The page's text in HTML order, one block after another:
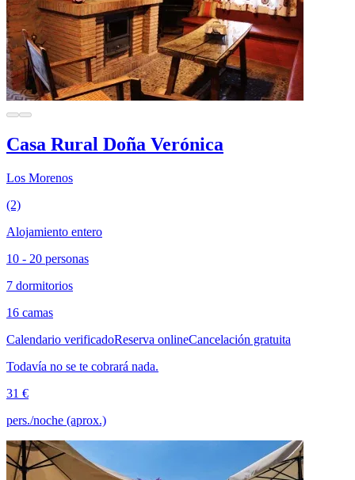
Casa Rural Doña Verónica
Los Morenos
(2)
Alojamiento entero
10 - 20 personas
7 dormitorios
16 camas
Calendario verificadoReserva onlineCancelación gratuita
Todavía no se te cobrará nada.
31 €
pers./noche (aprox.)